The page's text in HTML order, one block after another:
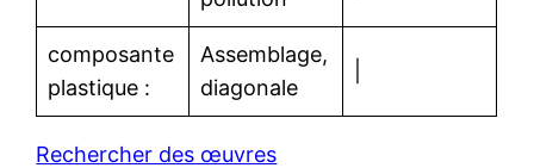
composante
plastique :
Assemblage,
diagonale
Rechercher des œuvres